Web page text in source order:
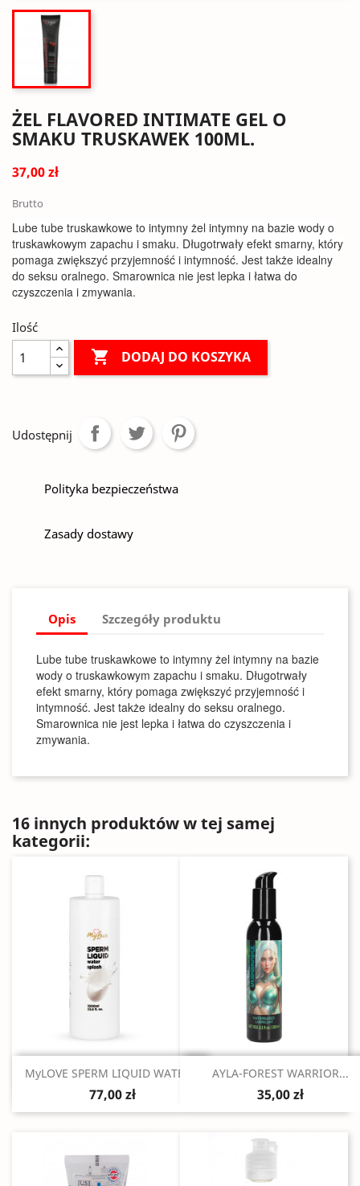
ŻEL FLAVORED INTIMATE GEL O
SMAKU TRUSKAWEK 100ML.
37,00 zł
Brutto
Lube tube truskawkowe to intymny żel intymny na bazie wody o
truskawkowym zapachu i smaku. Długotrwały efekt smarny, który
pomaga zwiększyć przyjemność i intymność. Jest także idealny
do seksu oralnego. Smarownica nie jest lepka i łatwa do
czyszczenia i zmywania.
Ilość
 DODAJ DO KOSZYKA
Udostępnij
Polityka bezpieczeństwa
Zasady dostawy
Opis Szczegóły produktu
Lube tube truskawkowe to intymny żel intymny na bazie
wody o truskawkowym zapachu i smaku. Długotrwały
efekt smarny, który pomaga zwiększyć przyjemność i
intymność. Jest także idealny do seksu oralnego.
Smarownica nie jest lepka i łatwa do czyszczenia i
zmywania.
16 innych produktów w tej samej
kategorii:
Szybki podgląd
MyLOVE SPERM LIQUID WATER...
77,00 zł
Szybki podgląd
AYLA-FOREST WARRIOR...
35,00 zł